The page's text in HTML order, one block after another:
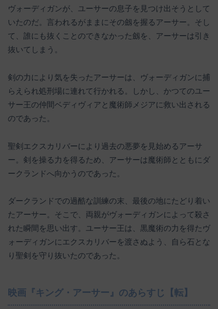
ヴォーディガンが、ユーサーの息子を見つけ出そうとして
いたのだ。言われるがままにその劔を握るアーサー。そし
て、誰にも抜くことのできなかった劔を、アーサーは引き
抜いてしまう。
剣の力により気を失ったアーサーは、ヴォーディガンに捕
らえられ処刑場に連れて行かれる。しかし、かつてのユー
サー王の仲間ベディヴィアと魔術師メジアに救い出される
のであった。
聖剣エクスカリバーにより過去の悪夢を見始めるアーサ
ー。剣を操る力を得るため、アーサーは魔術師とともにダ
ークランドへ向かうのであった。
ダークランドでの過酷な訓練の末、最後の地にたどり着い
たアーサー。そこで、両親がヴォーディガンによって殺さ
れた瞬間を思い出す。ユーサー王は、黒魔術の力を得たヴ
ォーディガンにエクスカリバーを渡さぬよう、自ら石とな
り聖剣を守り抜いたのであった。
映画『キング・アーサー』のあらすじ【転】